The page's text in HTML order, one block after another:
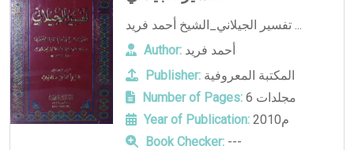
تفسير الجيلاني_الشيخ أحمد فريد ...
Author: أحمد فريد
Publisher: المكتبة المعروفية
Number of Pages:
6 مجلدات
Year of Publication:
2010م
Book Checker:---